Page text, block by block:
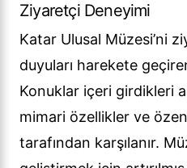
Ziyaretçi Deneyimi
Katar Ulusal Müzesi’ni
duyuları harekete
Konuklar içeri girdikleri
mimari özellikler ve
tarafından karşılanır.